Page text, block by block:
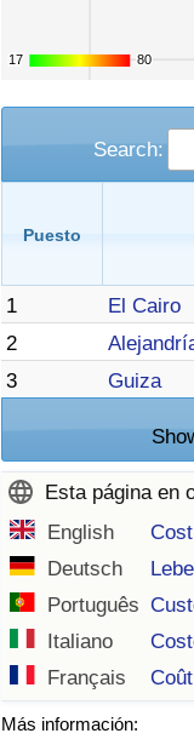
17
17 80
80
Search:
Puesto
1 El Cairo
2
3
Guiza
Esta página en
English
Deutsch
Português
Italiano
Français
Más información: